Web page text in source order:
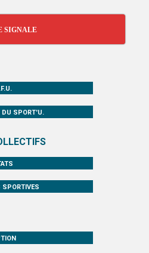
SIGNALE
DU SPORT'U.
SPORTIVES